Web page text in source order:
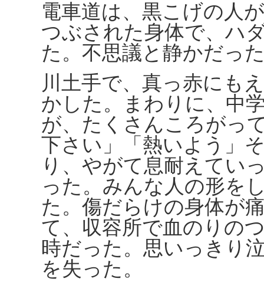
電車道は、黒こげの人
つぶされた身体で、ハ
た。不思議と静かだっ
川土手で、真っ赤にも
かした。まわりに、中
が、たくさんころがっ
下さい」「熱いよう」
り、やがて息耐えてい
った。みんな人の形を
た。傷だらけの身体が
て、収容所で血のりの
時だった。思いっきり
を失った。